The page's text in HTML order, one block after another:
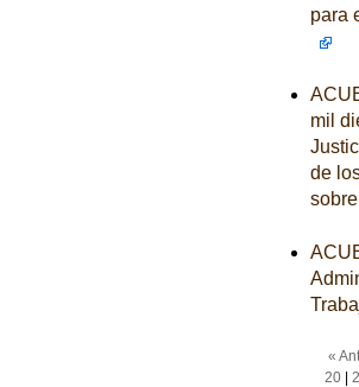
para
mil
de
«
20|